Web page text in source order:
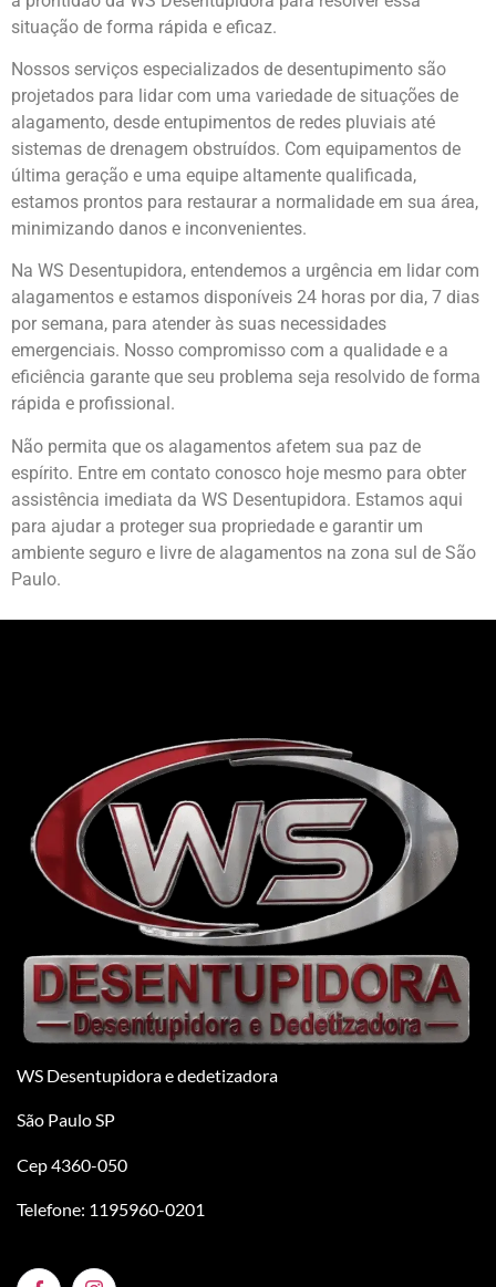
situação de forma rápida e eficaz.
Nossos serviços especializados de desentupimento são
projetados para lidar com uma variedade de situações de
alagamento, desde entupimentos de redes pluviais até
sistemas de drenagem obstruídos. Com equipamentos de
última geração e uma equipe altamente qualificada,
estamos prontos para restaurar a normalidade em sua área,
minimizando danos e inconvenientes.
Na WS Desentupidora, entendemos a urgência em lidar com
alagamentos e estamos disponíveis 24 horas por dia, 7 dias
por semana, para atender às suas necessidades
emergenciais. Nosso compromisso com a qualidade e a
eficiência garante que seu problema seja resolvido de forma
rápida e profissional.
Não permita que os alagamentos afetem sua paz de
espírito. Entre em contato conosco hoje mesmo para obter
assistência imediata da WS Desentupidora. Estamos aqui
para ajudar a proteger sua propriedade e garantir um
ambiente seguro e livre de alagamentos na zona sul de São
Paulo.
WS Desentupidora e dedetizadora
São Paulo SP
Cep 4360-050
Telefone: 1195960-0201